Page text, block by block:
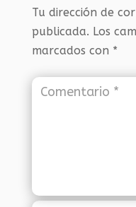
Tu dirección de
publicada. Los
marcados con *